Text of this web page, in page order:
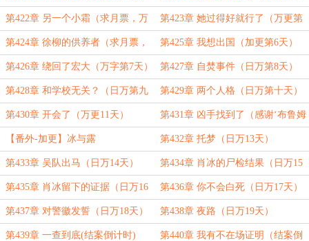
大章） 万字大章）
第422章 另一个小霜（求月票，万
字大章）
第423章 她过得好就行了（万更第
四天，求月票）
第424章 徐柳的供养者（求月票，
万更第5天）
第425章 我想出国（加更第6天）
第426章 绕回了宏大（万字第7天） 第427章 自焚事件（日万第8天）
第428章 和学校无关？（日万第九
天）
第429章 两个人格（日万第十天）
第430章 开会了（万更11天） 第431章 凶手找到了（感谢‘布鲁姆
哈尔特’打赏的盟主-万更12天）
【番外-加更】冰与露 第432章 托梦（日万13天）
第433章 吴队出马（日万14天） 第434章 肖冰的尸检结果（日万15
天）
第435章 肖冰留下的证据（日万16
天-求个月票）
第436章 你不会白死（日万17天）
第437章 对警徽发誓（日万18天） 第438章 夜路（日万19天）
第439章 一查到底(结案倒计时) 第440章 我有不在场证明（结案倒